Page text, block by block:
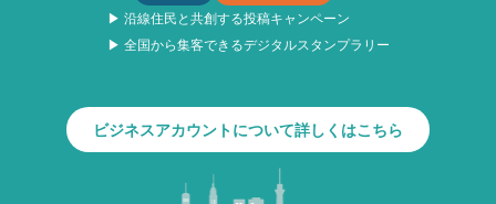
▶ 沿線住民と共創する投稿キャンペーン
▶ 全国から集客できるデジタルスタンプラリー
ビジネスアカウントについて詳しくはこちら